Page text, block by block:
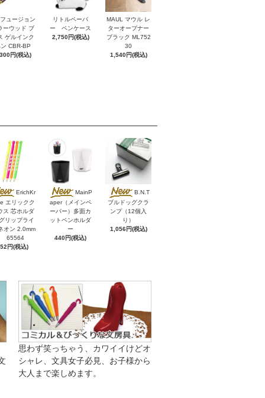
ュージョン
ーウッド ブ
ゲルインク
CBR-BP
円(税込)
リトルペーパ
ー ペンケース
2,750円(税込)
MAUL マウル レ
ターオープナー
ブラック ML752
30
1,540円(税込)
ErichKr
エリックク
ス 芯ホルダ
リップライ
オン 2.0mm
65564
円(税込)
MainP
aper（メインペ
ーパー）多面カ
ットペンホルダ
ー
440円(税込)
B.N.T
ブルドッグクラ
ンプ（12個入
り）
1,056円(税込)
思わず笑っちゃう、カワイイけどオ
シャレ、文具女子必見、お子様から
大人まで楽しめます。